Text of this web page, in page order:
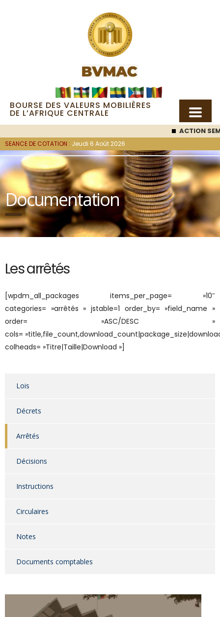
BOURSE DES VALEURS MOBILIÈRES
DE L’AFRIQUE CENTRALE
ACTION SEMC
SEANCE DE COTATION : Jeudi 6 Août 2026
Documentation
Les arrêtés
[wpdm_all_packages items_per_page= »10″
categories= »arrêtés » jstable=1 order_by= »field_name »
order= »ASC/DESC »
cols=
colheads= »Titre|Taille|Download »]
Lois
Décrets
Arrêtés
Décisions
Instructions
Circulaires
Notes
Documents comptables